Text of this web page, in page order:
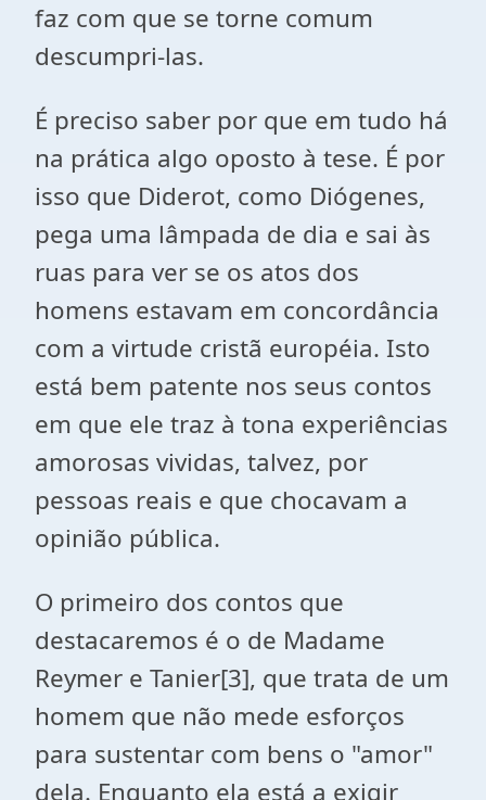
faz com que se torne comum
descumpri-las.
É preciso saber por que em tudo há
na prática algo oposto à tese. É por
isso que Diderot, como Diógenes,
pega uma lâmpada de dia e sai às
ruas para ver se os atos dos
homens estavam em concordância
com a virtude cristã européia. Isto
está bem patente nos seus contos
em que ele traz à tona experiências
amorosas vividas, talvez, por
pessoas reais e que chocavam a
opinião pública.
O primeiro dos contos que
destacaremos é o de Madame
Reymer e Tanier[3], que trata de um
homem que não mede esforços
para sustentar com bens o "amor"
dela. Enquanto ela está a exigir